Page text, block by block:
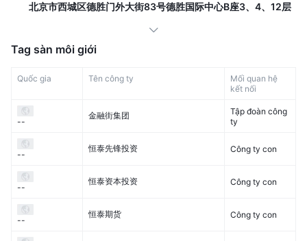
北京市西城区德胜门外大街83号德胜国际中心B座3、4、12层
Tag sàn môi giới
Quốc gia Tên công ty
Mối quan hệ
kết nối
--
金融街集团
Tập đoàn công
ty
--
恒泰先锋投资 Công ty con
--
恒泰资本投资 Công ty con
--
恒泰期货 Công ty con